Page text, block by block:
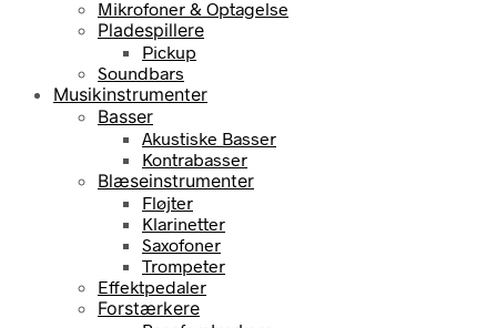
Mikrofoner & Optagelse
Pladespillere
Pickup
Soundbars
Musikinstrumenter
Basser
Akustiske Basser
Kontrabasser
Blæseinstrumenter
Fløjter
Klarinetter
Saxofoner
Trompeter
Effektpedaler
Forstærkere